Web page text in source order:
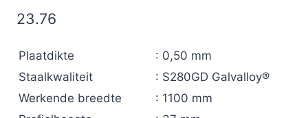
23.76
Plaatdikte
: 0,50 mm
Staalkwaliteit
: S280GD Galvalloy®
Werkende breedte
: 1100 mm